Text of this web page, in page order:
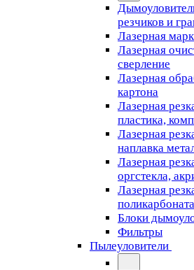
резчиков и
Лазерная
Лазерная
сверление
Лазерная
картона
Лазерная
пластика,
Лазерная
наплавка
Лазерная
оргстекла,
Лазерная
поликарбоната
Блоки
Фильтры
Пылеуловители